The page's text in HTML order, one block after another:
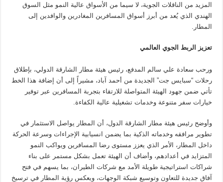
المزيد من الناقلات الجوية، لا سيما من الأسواق عالية النمو مثل السوق
الهندي الذي يُعد من أبرز أسواق المسافرين المغادرين والوافدين إلى
المطار.
تعزيز الربط الجوي العالمي
ورحب سعادة علي سالم المدفع، رئيس هيئة مطار الشارقة الدولي، بإطلاق
رحلات “سبايس جت” الجديدة من أحمد آباد، مشيراً إلى أن إضافة هذا الخط
تأتي ضمن جهود الهيئة المتواصلة للارتقاء بتجربة المسافرين عبر توفير
خيارات سفر متنوعة وخدمات تشغيلية عالية الكفاءة.
وأوضح رئيس هيئة مطار الشارقة الدول، أن المطار يواصل الاستثمار في
تطوير مرافقه وخدماته الذكية بما يضمن انسيابية الإجراءات وسرعة الحركة
داخل المطار، الأمر الذي يعزز مستوى رضا المسافرين ويواكب النمو
المتزايد في أعدادهم، وأضاف أن الهيئة تعمل بشكل مستمر على بناء
شراكات استراتيجية طويلة الأمد مع شركات الطيران، بما يسهم في فتح
آفاق جديدة للتعاون وتوسيع شبكة الوجهات، ويعكس رؤية المطار في ترسيخ